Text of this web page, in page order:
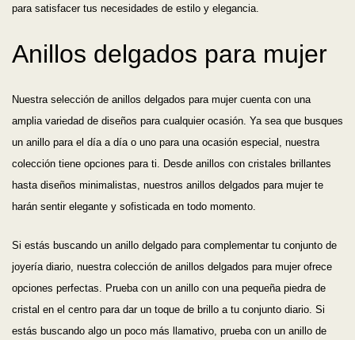
para satisfacer tus necesidades de estilo y elegancia.
Anillos delgados para mujer
Nuestra selección de anillos delgados para mujer cuenta con una
amplia variedad de diseños para cualquier ocasión. Ya sea que busques
un anillo para el día a día o uno para una ocasión especial, nuestra
colección tiene opciones para ti. Desde anillos con cristales brillantes
hasta diseños minimalistas, nuestros anillos delgados para mujer te
harán sentir elegante y sofisticada en todo momento.
Si estás buscando un anillo delgado para complementar tu conjunto de
joyería diario, nuestra colección de anillos delgados para mujer ofrece
opciones perfectas. Prueba con un anillo con una pequeña piedra de
cristal en el centro para dar un toque de brillo a tu conjunto diario. Si
estás buscando algo un poco más llamativo, prueba con un anillo de